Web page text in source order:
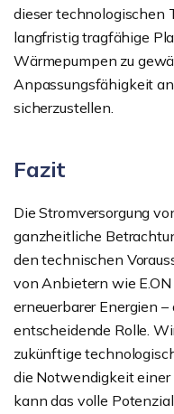
dieser technologischen
langfristig tragfähige
Wärmepumpen zu
Anpassungsfähigkeit
sicherzustellen.
Fazit
Die Stromversorgung
ganzheitliche
den technischen
von Anbietern wie
erneuerbarer Energien
entscheidende Rolle.
zukünftige
die Notwendigkeit einer
kann das volle